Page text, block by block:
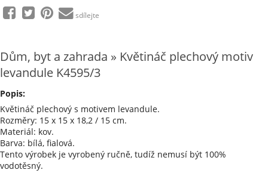
sdílejte
Dům, byt a zahrada » Květináč plechový motiv
levandule K4595/3
Popis:
Květináč plechový s motivem levandule.
Rozměry: 15 x 15 x 18,2 / 15 cm.
Materiál: kov.
Barva: bílá, fialová.
Tento výrobek je vyrobený ručně, tudíž nemusí být 100%
vodotěsný.